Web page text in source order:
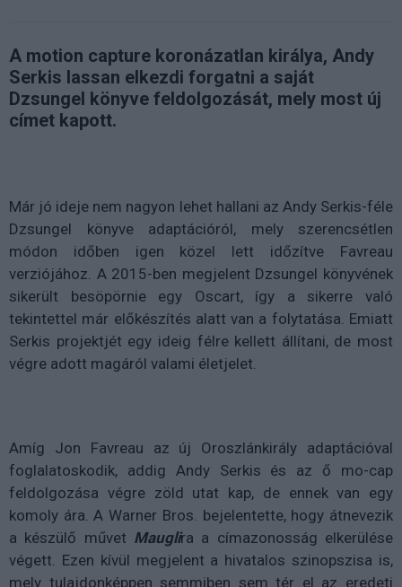
A motion capture koronázatlan királya, Andy
Serkis lassan elkezdi forgatni a saját
Dzsungel könyve feldolgozását, mely most új
címet kapott.
Már jó ideje nem nagyon lehet hallani az Andy Serkis-féle
Dzsungel könyve adaptációról, mely szerencsétlen
módon időben igen közel lett időzítve Favreau
verziójához. A 2015-ben megjelent Dzsungel könyvének
sikerült besöpörnie egy Oscart, így a sikerre való
tekintettel már előkészítés alatt van a folytatása. Emiatt
Serkis projektjét egy ideig félre kellett állítani, de most
végre adott magáról valami életjelet.
Amíg Jon Favreau az új Oroszlánkirály adaptációval
foglalatoskodik, addig Andy Serkis és az ő mo-cap
feldolgozása végre zöld utat kap, de ennek van egy
komoly ára. A Warner Bros. bejelentette, hogy átnevezik
a készülő művet Mauglira a címazonosság elkerülése
végett. Ezen kívül megjelent a hivatalos szinopszisa is,
mely tulajdonképpen semmiben sem tér el az eredeti